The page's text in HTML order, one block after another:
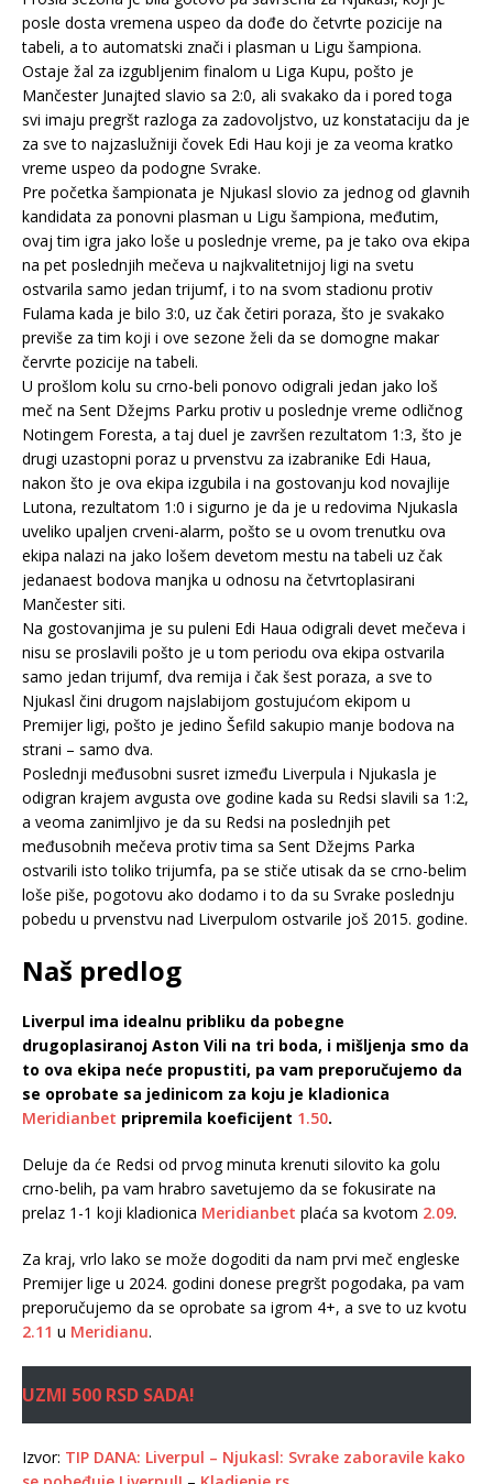
posle dosta vremena uspeo da dođe do četvrte pozicije na
tabeli, a to automatski znači i plasman u Ligu šampiona.
Ostaje žal za izgubljenim finalom u Liga Kupu, pošto je
Mančester Junajted slavio sa 2:0, ali svakako da i pored toga
svi imaju pregršt razloga za zadovoljstvo, uz konstataciju da je
za sve to najzaslužniji čovek Edi Hau koji je za veoma kratko
vreme uspeo da podogne Svrake.
Pre početka šampionata je Njukasl slovio za jednog od glavnih
kandidata za ponovni plasman u Ligu šampiona, međutim,
ovaj tim igra jako loše u poslednje vreme, pa je tako ova ekipa
na pet poslednjih mečeva u najkvalitetnijoj ligi na svetu
ostvarila samo jedan trijumf, i to na svom stadionu protiv
Fulama kada je bilo 3:0, uz čak četiri poraza, što je svakako
previše za tim koji i ove sezone želi da se domogne makar
červrte pozicije na tabeli.
U prošlom kolu su crno-beli ponovo odigrali jedan jako loš
meč na Sent Džejms Parku protiv u poslednje vreme odličnog
Notingem Foresta, a taj duel je završen rezultatom 1:3, što je
drugi uzastopni poraz u prvenstvu za izabranike Edi Haua,
nakon što je ova ekipa izgubila i na gostovanju kod novajlije
Lutona, rezultatom 1:0 i sigurno je da je u redovima Njukasla
uveliko upaljen crveni-alarm, pošto se u ovom trenutku ova
ekipa nalazi na jako lošem devetom mestu na tabeli uz čak
jedanaest bodova manjka u odnosu na četvrtoplasirani
Mančester siti.
Na gostovanjima je su puleni Edi Haua odigrali devet mečeva i
nisu se proslavili pošto je u tom periodu ova ekipa ostvarila
samo jedan trijumf, dva remija i čak šest poraza, a sve to
Njukasl čini drugom najslabijom gostujućom ekipom u
Premijer ligi, pošto je jedino Šefild sakupio manje bodova na
strani – samo dva.
Poslednji međusobni susret između Liverpula i Njukasla je
odigran krajem avgusta ove godine kada su Redsi slavili sa 1:2,
a veoma zanimljivo je da su Redsi na poslednjih pet
međusobnih mečeva protiv tima sa Sent Džejms Parka
ostvarili isto toliko trijumfa, pa se stiče utisak da se crno-belim
loše piše, pogotovu ako dodamo i to da su Svrake poslednju
pobedu u prvenstvu nad Liverpulom ostvarile još 2015. godine.
Naš predlog
Liverpul ima idealnu pribliku da pobegne
drugoplasiranoj Aston Vili na tri boda, i mišljenja smo da
to ova ekipa neće propustiti, pa vam preporučujemo da
se oprobate sa jedinicom za koju je kladionica
Meridianbet pripremila koeficijent 1.50.
Deluje da će Redsi od prvog minuta krenuti silovito ka golu
crno-belih, pa vam hrabro savetujemo da se fokusirate na
prelaz 1-1 koji kladionica Meridianbet plaća sa kvotom 2.09.
Za kraj, vrlo lako se može dogoditi da nam prvi meč engleske
Premijer lige u 2024. godini donese pregršt pogodaka, pa vam
preporučujemo da se oprobate sa igrom 4+, a sve to uz kvotu
2.11 u Meridianu.
UZMI 500 RSD SADA!
Izvor: TIP DANA: Liverpul – Njukasl: Svrake zaboravile kako